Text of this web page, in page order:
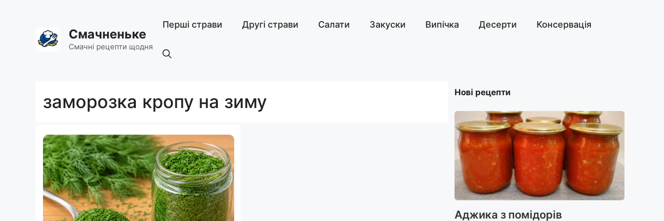
Смачненьке
Смачні рецепти щодня
Перші страви Другі страви Салати Закуски Випічка Десерти Консервація
заморозка кропу на зиму Нові рецепти
Аджика з помідорів